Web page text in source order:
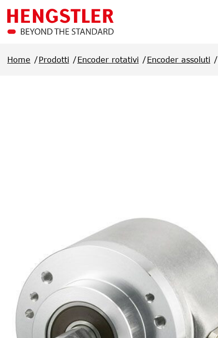
Home Prodotti Encoder rotativi Encoder assoluti